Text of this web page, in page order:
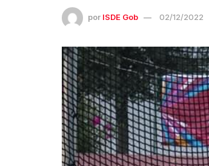
por ISDE Gob 02/12/2022